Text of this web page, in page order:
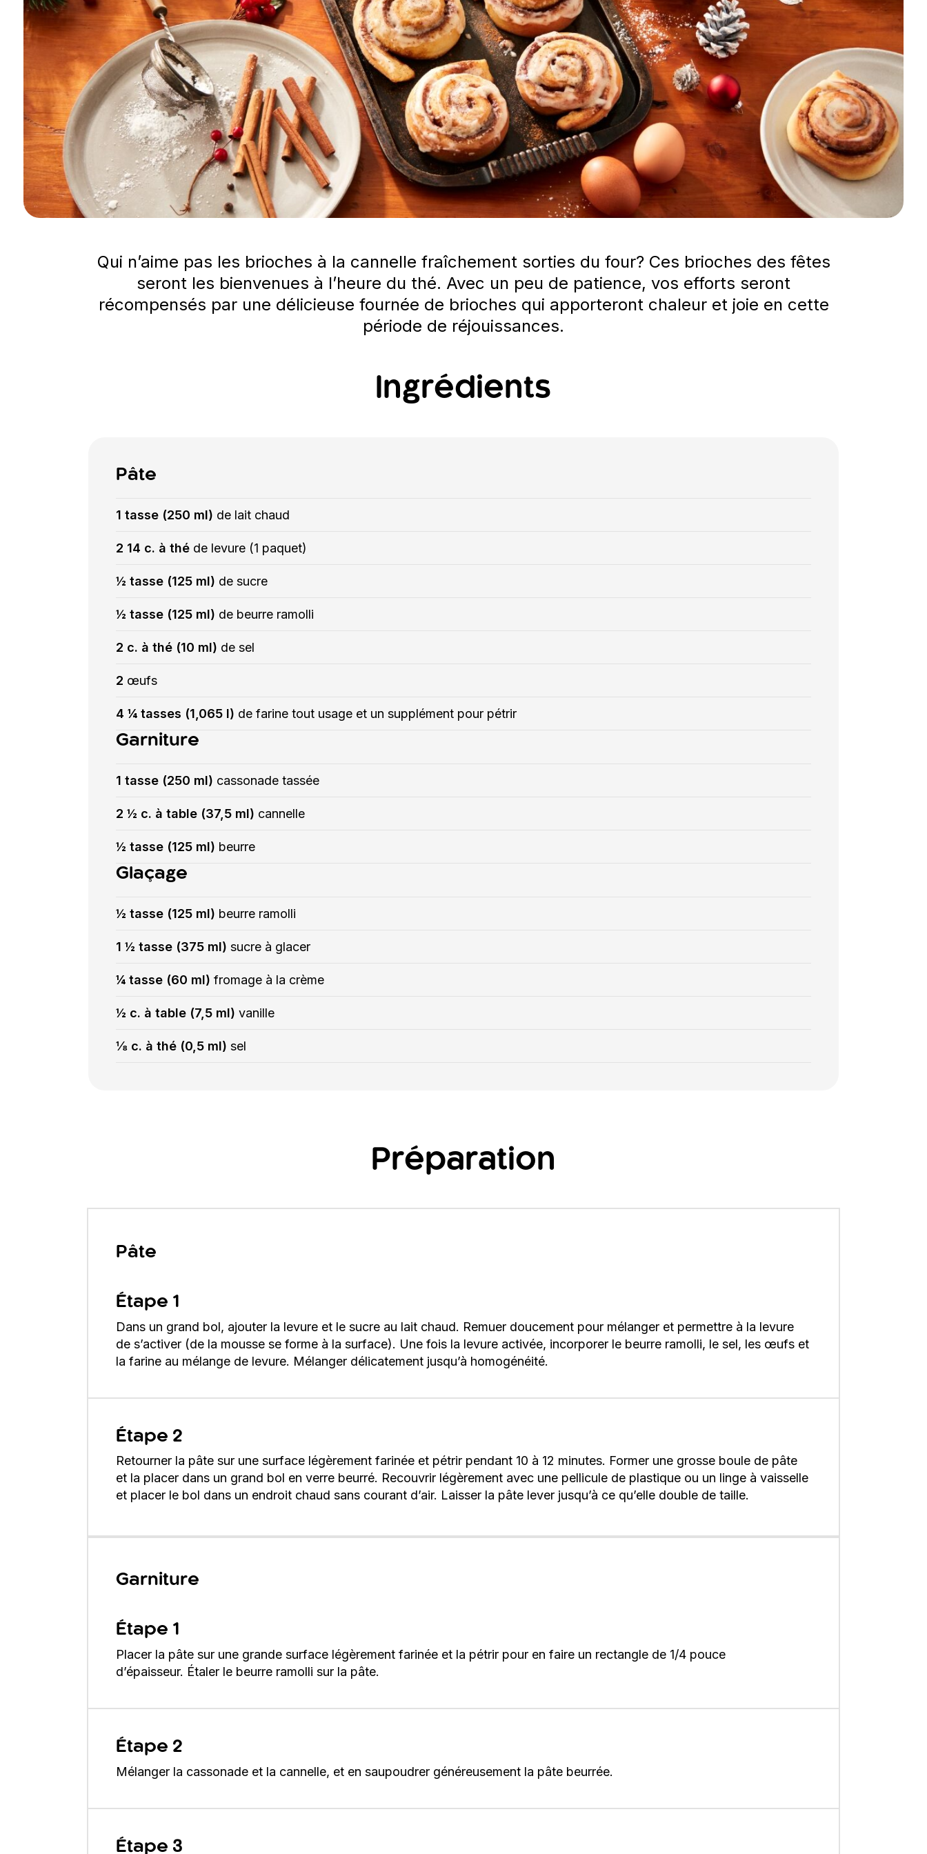
Qui n’aime pas les brioches à la cannelle fraîchement sorties du four? Ces brioches des fêtes
seront les bienvenues à l’heure du thé. Avec un peu de patience, vos efforts seront
récompensés par une délicieuse fournée de brioches qui apporteront chaleur et joie en cette
période de réjouissances.
Ingrédients
Pâte
1 tasse (250 ml) de lait chaud
2 14 c. à thé de levure (1 paquet)
½ tasse (125 ml) de sucre
½ tasse (125 ml) de beurre ramolli
2 c. à thé (10 ml) de sel
2 œufs
4 ¼ tasses (1,065 l) de farine tout usage et un supplément pour pétrir
Garniture
1 tasse (250 ml) cassonade tassée
2 ½ c. à table (37,5 ml) cannelle
½ tasse (125 ml) beurre
Glaçage
½ tasse (125 ml) beurre ramolli
1 ½ tasse (375 ml) sucre à glacer
¼ tasse (60 ml) fromage à la crème
½ c. à table (7,5 ml) vanille
⅛ c. à thé (0,5 ml) sel
Préparation
Pâte
Étape 1
Dans un grand bol, ajouter la levure et le sucre au lait chaud. Remuer doucement pour mélanger et permettre à la levure
de s’activer (de la mousse se forme à la surface). Une fois la levure activée, incorporer le beurre ramolli, le sel, les œufs et
la farine au mélange de levure. Mélanger délicatement jusqu’à homogénéité.
Étape 2
Retourner la pâte sur une surface légèrement farinée et pétrir pendant 10 à 12 minutes. Former une grosse boule de pâte
et la placer dans un grand bol en verre beurré. Recouvrir légèrement avec une pellicule de plastique ou un linge à vaisselle
et placer le bol dans un endroit chaud sans courant d’air. Laisser la pâte lever jusqu’à ce qu’elle double de taille.
Garniture
Étape 1
Placer la pâte sur une grande surface légèrement farinée et la pétrir pour en faire un rectangle de 1/4 pouce
d’épaisseur. Étaler le beurre ramolli sur la pâte.
Étape 2
Mélanger la cassonade et la cannelle, et en saupoudrer généreusement la pâte beurrée.
Étape 3